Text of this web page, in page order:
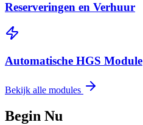
Reserveringen en Verhuur
Automatische HGS Module
Bekijk alle modules
Begin Nu